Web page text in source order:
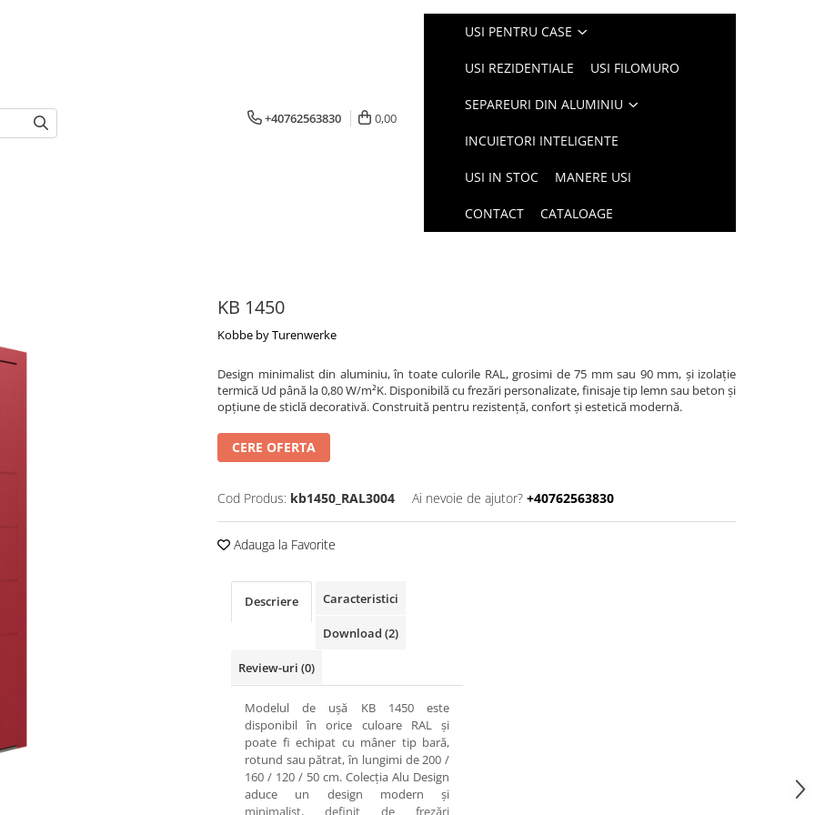
+40762563830 0,00
USI PENTRU CASE
USI REZIDENTIALE USI FILOMURO
SEPAREURI DIN ALUMINIU
INCUIETORI INTELIGENTE
USI IN STOC MANERE USI
CONTACT CATALOAGE
KB 1450
Kobbe by Turenwerke
Design minimalist din aluminiu, în toate culorile RAL, grosimi de 75 mm sau 90 mm, și izolație
termică Ud până la 0,80 W/m²K. Disponibilă cu frezări personalizate, finisaje tip lemn sau beton și
opțiune de sticlă decorativă. Construită pentru rezistență, confort și estetică modernă.
CERE OFERTA
Cod Produs: kb1450_RAL3004 Ai nevoie de ajutor? +40762563830
Adauga la Favorite
Descriere Caracteristici
Download (2)
Review-uri (0)
Modelul de ușă KB 1450 este
disponibil în orice culoare RAL și
poate fi echipat cu mâner tip bară,
rotund sau pătrat, în lungimi de 200 /
160 / 120 / 50 cm. Colecția Alu Design
aduce un design modern și
minimalist, definit de frezări